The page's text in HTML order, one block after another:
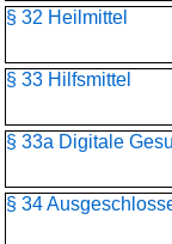
§ 32 Heilmittel
§ 33 Hilfsmittel
§ 33a Digitale
§ 34